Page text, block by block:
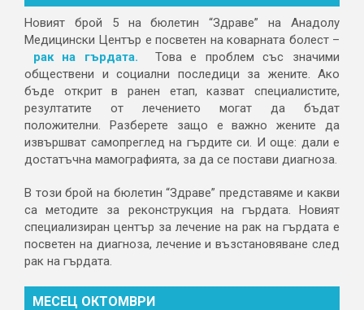
Новият брой 5 на бюлетин “Здраве” на Анадолу
Медицински Център е посветен на коварната болест –
рак на гърдата.
Това е проблем със значими
обществени и социални последици за жените. Ако
бъде открит в ранен етап, казват специалистите,
резултатите от лечението могат да бъдат
положителни. Разберете защо е важно жените да
извършват самопреглед на гърдите си. И още: дали е
достатъчна мамографията, за да се постави диагноза.
В този брой на бюлетин “Здраве” представяме и какви
са методите за реконструкция на гърдата. Новият
специализиран център за лечение на рак на гърдата е
посветен на диагноза, лечение и възстановяване след
рак на гърдата.
МЕСЕЦ ОКТОМВРИ